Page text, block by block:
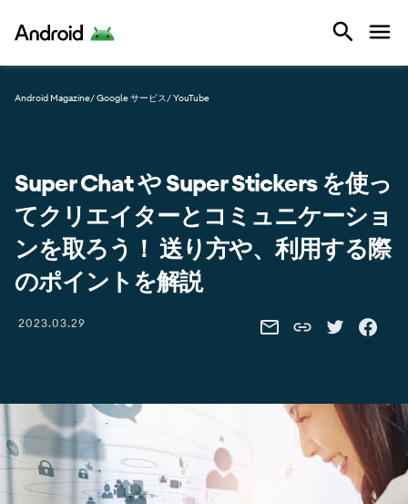
Android
Android Magazine/ Google サービス/ YouTube
Super Chat や Super Stickers を使っ
てクリエイターとコミュニケーショ
ンを取ろう！ 送り方や、利用する際
のポイントを解説
2023.03.29 SHARE THIS VIA EMAIL
Share this link
SHARE THIS
SHARE